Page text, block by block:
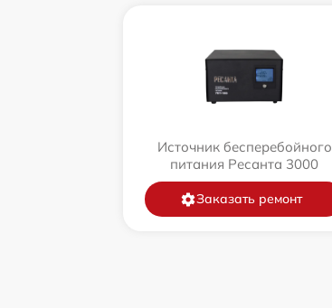
Источник бесперебойного
питания Ресанта 3000
Заказать ремонт